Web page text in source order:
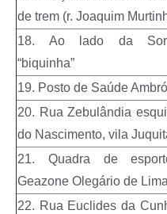
de trem (r. Joaquim
18. Ao lado da
“biquinha”
19. Posto de Saúde
20. Rua Zebulândia
do Nascimento, vila
21. Quadra de
Geazone Olegário de Lima
22. Rua Euclides da